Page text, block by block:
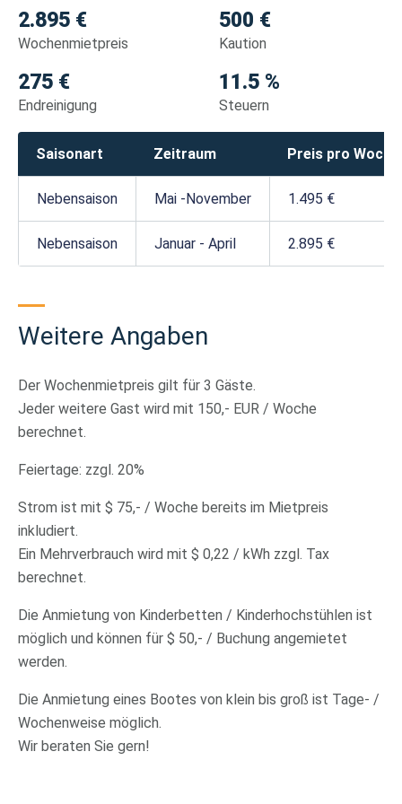
2.895 €
Wochenmietpreis
500 €
Kaution
275 €
Endreinigung
11.5 %
Steuern
Saisonart Zeitraum Preis pro Woche
Nebensaison Mai -November 1.495 €
Nebensaison Januar - April 2.895 €
Weitere Angaben
Der Wochenmietpreis gilt für 3 Gäste.
Jeder weitere Gast wird mit 150,- EUR / Woche
berechnet.
Feiertage: zzgl. 20%
Strom ist mit $ 75,- / Woche bereits im Mietpreis
inkludiert.
Ein Mehrverbrauch wird mit $ 0,22 / kWh zzgl. Tax
berechnet.
Die Anmietung von Kinderbetten / Kinderhochstühlen ist
möglich und können für $ 50,- / Buchung angemietet
werden.
Die Anmietung eines Bootes von klein bis groß ist Tage- /
Wochenweise möglich.
Wir beraten Sie gern!